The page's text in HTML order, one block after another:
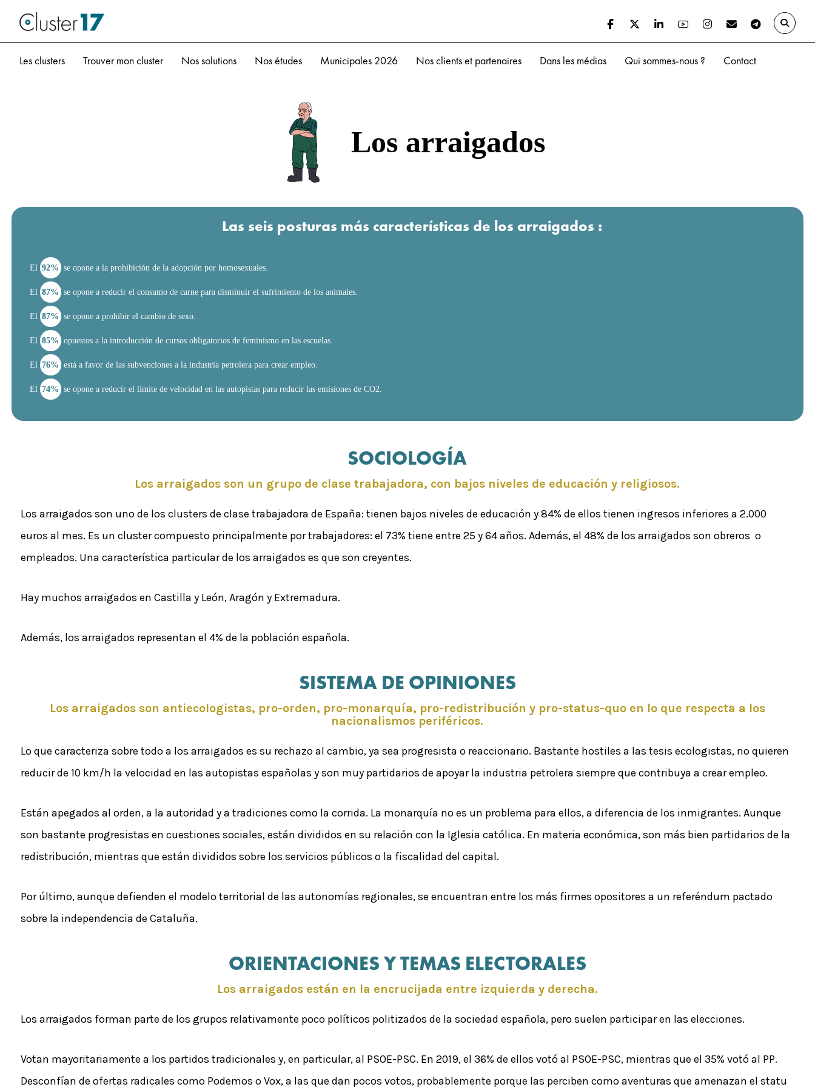
Les clusters Trouver mon cluster Nos solutions Nos études Municipales 2026 Nos clients et partenaires Dans les médias Qui sommes-nous ? Contact
Los arraigados
Las seis posturas más características de los arraigados :
El 92% se opone a la prohibición de la adopción por homosexuales.
El 87% se opone a reducir el consumo de carne para disminuir el sufrimiento de los animales.
El 87% se opone a prohibir el cambio de sexo.
El 85% opuestos a la introducción de cursos obligatorios de feminismo en las escuelas.
El 76% está a favor de las subvenciones a la industria petrolera para crear empleo.
El 74% se opone a reducir el límite de velocidad en las autopistas para reducir las emisiones de CO2.
SOCIOLOGÍA
Los arraigados son un grupo de clase trabajadora, con bajos niveles de educación y religiosos.
Los arraigados son uno de los clusters de clase trabajadora de España: tienen bajos niveles de educación y 84% de ellos tienen ingresos inferiores a 2.000
euros al mes. Es un cluster compuesto principalmente por trabajadores: el 73% tiene entre 25 y 64 años. Además, el 48% de los arraigados son obreros o
empleados. Una característica particular de los arraigados es que son creyentes.
Hay muchos arraigados en Castilla y León, Aragón y Extremadura.
Además, los arraigados representan el 4% de la población española.
SISTEMA DE OPINIONES
Los arraigados son antiecologistas, pro-orden, pro-monarquía, pro-redistribución y pro-status-quo en lo que respecta a los
nacionalismos periféricos.
Lo que caracteriza sobre todo a los arraigados es su rechazo al cambio, ya sea progresista o reaccionario. Bastante hostiles a las tesis ecologistas, no quieren
reducir de 10 km/h la velocidad en las autopistas españolas y son muy partidarios de apoyar la industria petrolera siempre que contribuya a crear empleo.
Están apegados al orden, a la autoridad y a tradiciones como la corrida. La monarquía no es un problema para ellos, a diferencia de los inmigrantes. Aunque
son bastante progresistas en cuestiones sociales, están divididos en su relación con la Iglesia católica. En materia económica, son más bien partidarios de la
redistribución, mientras que están divididos sobre los servicios públicos o la fiscalidad del capital.
Por último, aunque defienden el modelo territorial de las autonomías regionales, se encuentran entre los más firmes opositores a un referéndum pactado
sobre la independencia de Cataluña.
ORIENTACIONES Y TEMAS ELECTORALES
Los arraigados están en la encrucijada entre izquierda y derecha.
Los arraigados forman parte de los grupos relativamente poco políticos politizados de la sociedad española, pero suelen participar en las elecciones.
Votan mayoritariamente a los partidos tradicionales y, en particular, al PSOE-PSC. En 2019, el 36% de ellos votó al PSOE-PSC, mientras que el 35% votó al PP.
Desconfían de ofertas radicales como Podemos o Vox, a las que dan pocos votos, probablemente porque las perciben como aventuras que amenazan el statu